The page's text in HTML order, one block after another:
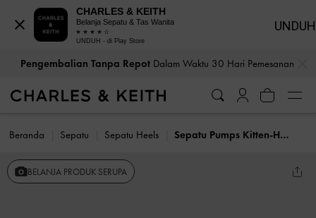
Pengembalian Tanpa RepotDalam Waktu 30 Hari Pemesanan
Beranda Sepatu Sepatu Heels Sepatu Pumps Kitten-Heel Pointed-Toe Suede Georgina
BELANJA PRODUK SERUPA
CHARLES & KEITH
Belanja Sepatu & Tas Wanita
UNDUH - di Play Store
UNDUH